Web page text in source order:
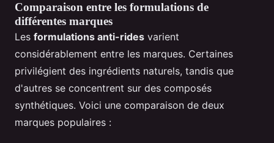
Comparaison entre les formulations de
différentes marques
Les formulations anti-rides varient
considérablement entre les marques. Certaines
privilégient des ingrédients naturels, tandis que
d'autres se concentrent sur des composés
synthétiques. Voici une comparaison de deux
marques populaires :